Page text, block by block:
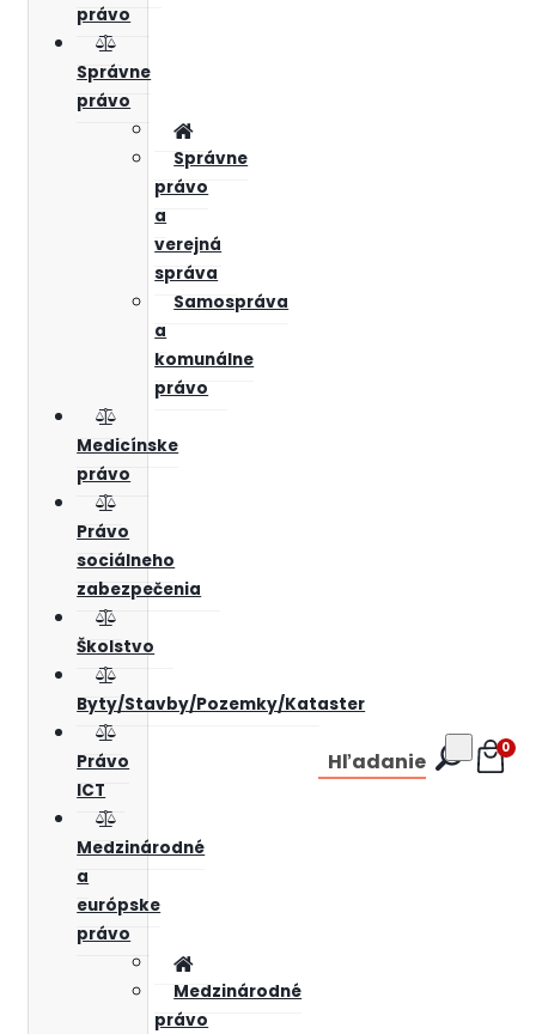
právo
Správne
právo
Správne
právo
a
verejná
správa
Samospráva
a
komunálne
právo
Medicínske
právo
Právo
sociálneho
zabezpečenia
Školstvo
Byty/Stavby/Pozemky/Kataster
Právo
ICT
Medzinárodné
a
európske
právo
Medzinárodné
právo
Hľadanie 0